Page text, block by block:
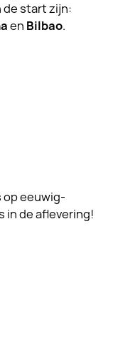
de start zijn:
en Bilbao.
op eeuwig-
in de aflevering!